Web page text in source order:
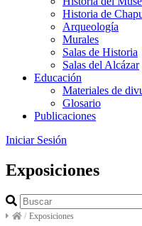
Historia de
Arqueología
Murales
Salas de Historia
Salas del Alcázar
Educación
Materiales de
Glosario
Publicaciones
Iniciar Sesión
Exposiciones
/ Exposiciones